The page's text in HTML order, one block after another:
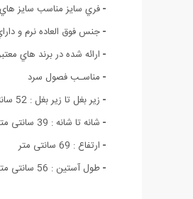
-فري سايز مناسب سايز
-جنس فوق العاده نرم و
- ارائه شده در برند هاي
- مناسـب فصول سرد
- زیر بغل تا زیر بغل : 52 سانتی متر
- شانه تا شانه : 39 سانتی متر
- ارتفاع : 69 سانتی متر
-طول آستین : 56 سانتی متر